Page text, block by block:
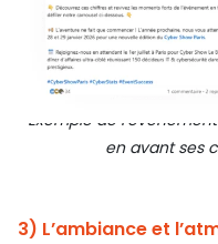
Exemple de
en avant ses
3) L’ambiance et